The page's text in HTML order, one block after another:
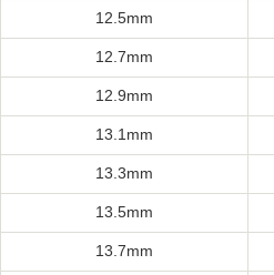
12.5mm
12.7mm
12.9mm
13.1mm
13.3mm
13.5mm
13.7mm